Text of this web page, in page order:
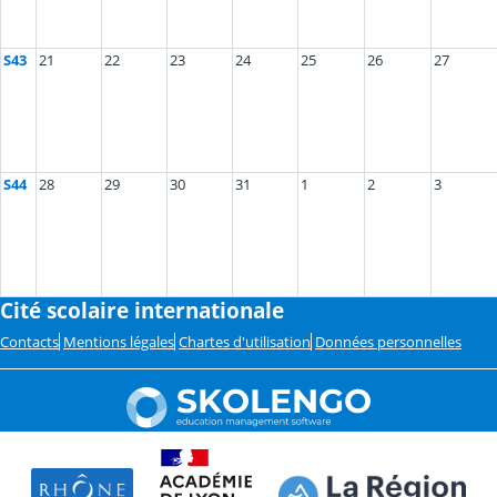
S43 21 22 23 24 25 26 27
S44 28 29 30 31 1 2 3
Cité scolaire internationale
Contacts Mentions légales Chartes d'utilisation Données personnelles